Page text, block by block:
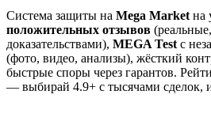
Система защиты на Mega Market на
положительных отзывов
доказательствами), MEGA Test с
(фото, видео, анализы), жёсткий
быстрые споры через гарантов.
— выбирай 4.9+ с тысячами сделок,